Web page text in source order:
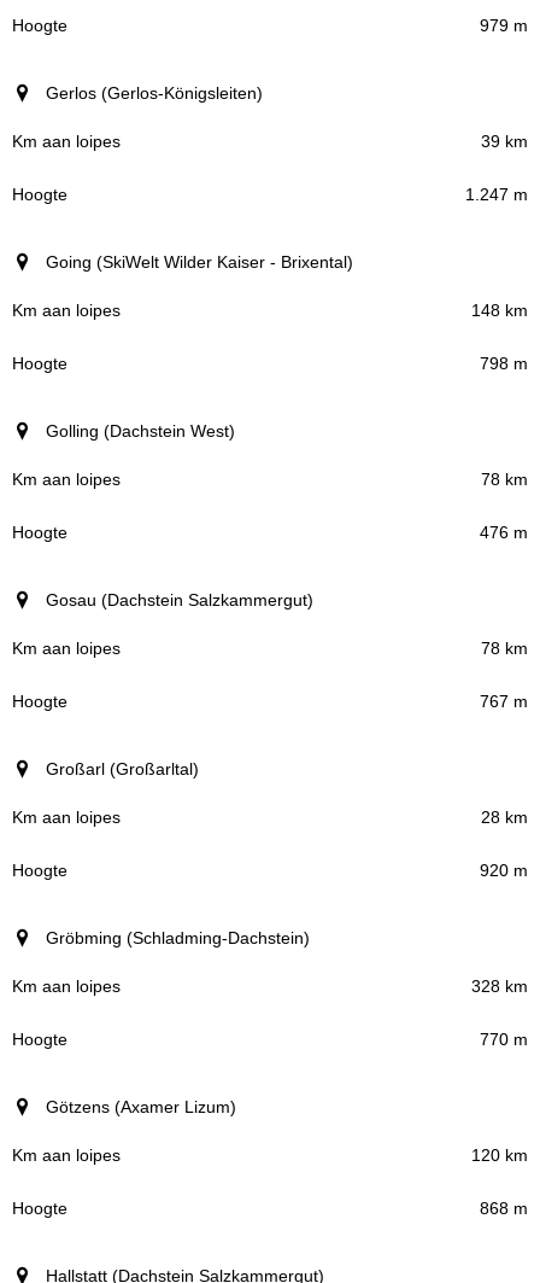
979 m
Gerlos (Gerlos-Königsleiten)
39 km
1.247 m
Going (SkiWelt Wilder Kaiser - Brixental)
148 km
798 m
Golling (Dachstein West)
78 km
476 m
Gosau (Dachstein Salzkammergut)
78 km
767 m
Großarl (Großarltal)
28 km
920 m
Gröbming (Schladming-Dachstein)
328 km
770 m
Götzens (Axamer Lizum)
120 km
868 m
Hallstatt (Dachstein Salzkammergut)